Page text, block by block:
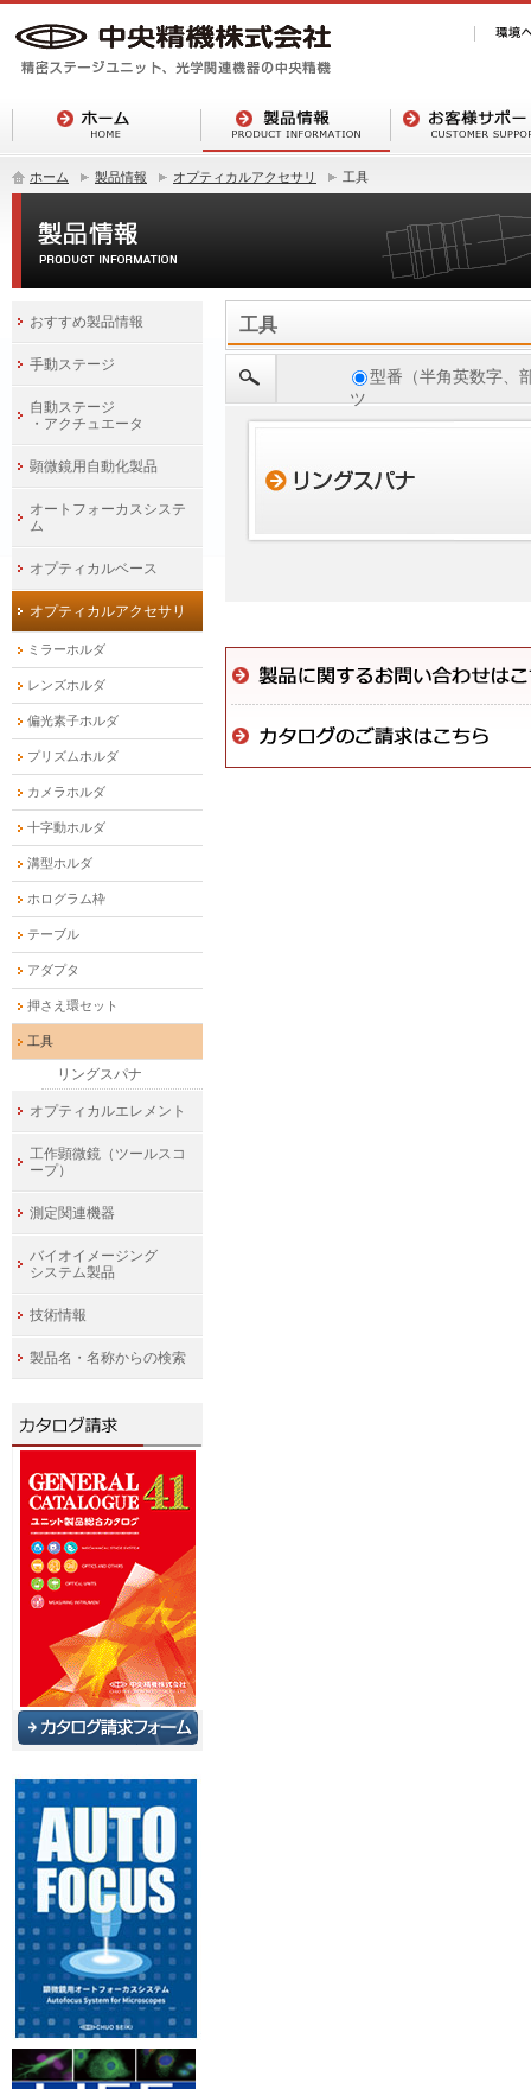
ホーム 製品情報 オプティカルアクセサリ 工具
工具
型番（半角英数字、
ツ
おすすめ製品情報
手動ステージ
自動ステージ
・アクチュエータ
顕微鏡用自動化製品
オートフォーカスシステ
ム
オプティカルベース
オプティカルアクセサリ
ミラーホルダ
レンズホルダ
偏光素子ホルダ
プリズムホルダ
カメラホルダ
十字動ホルダ
溝型ホルダ
ホログラム枠
テーブル
アダプタ
押さえ環セット
工具
リングスパナ
オプティカルエレメント
工作顕微鏡（ツールスコ
ープ）
測定関連機器
バイオイメージング
システム製品
技術情報
製品名・名称からの検索